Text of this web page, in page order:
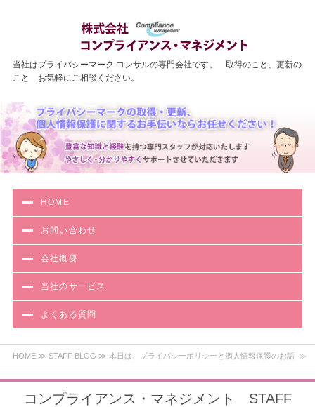
当社はプライバシーマーク コンサルの専門会社です。 取得のこと、更新の
こと お気軽にご相談ください。
HOME
お問い合わせ
会社概要
当社のサービス
よくある質問
HOME≫ STAFF BLOG ≫ 本日は、プライバシーポリシーと個人情報保護のお話 ≫
コンプライアンス・マネジメント STAFF